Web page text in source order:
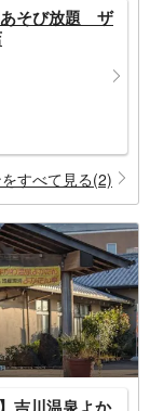
あそび放題 ザ
すべて見る(2)